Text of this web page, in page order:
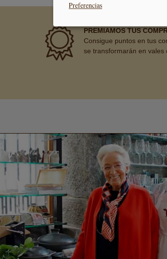
PREMIAMOS TUS
Consigue puntos en tus
se transformarán en vales
Preferencias